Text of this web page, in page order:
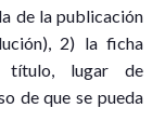
de la publicación
2) la ficha
título, lugar de
de que se pueda